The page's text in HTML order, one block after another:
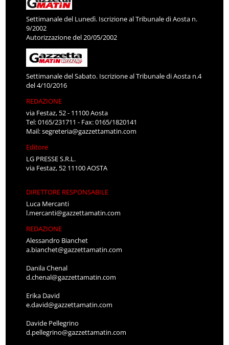
Settimanale del Lunedì. Iscrizione al Tribunale di Aosta n.
9/2002
Autorizzazione del 20/05/2002
Settimanale del Sabato. Iscrizione al Tribunale di Aosta n.4
del 4/10/2016
REDAZIONE
via Festaz, 52 - 11100 Aosta
Tel: 0165/231711 - Fax: 0165/1820141
Mail:segreteria@gazzettamatin.com
Editore
LG PRESSE S.R.L.
via Festaz, 52 11100 AOSTA
DIRETTORE RESPONSABILE
Luca Mercanti
l.mercanti@gazzettamatin.com
REDAZIONE
Alessandro Bianchet
a.bianchet@gazzettamatin.com
Danila Chenal
d.chenal@gazzettamatin.com
Erika David
e.david@gazzettamatin.com
Davide Pellegrino
d.pellegrino@gazzettamatin.com